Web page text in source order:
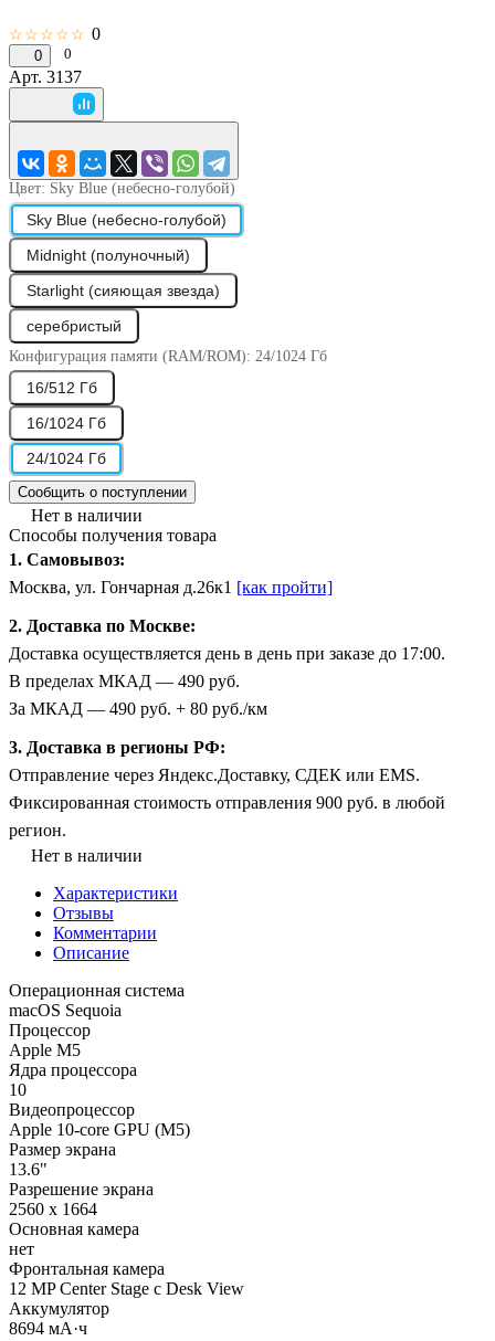
☆☆☆☆☆ 0
0 0
Арт. 3137
Цвет: Sky Blue (небесно-голубой)
Sky Blue (небесно-голубой)
Midnight (полуночный)
Starlight (сияющая звезда)
серебристый
Конфигурация памяти (RAM/ROM): 24/1024 Гб
16/512 Гб
16/1024 Гб
24/1024 Гб
Сообщить о поступлении
Нет в наличии
Способы получения товара
1. Самовывоз:
Москва, ул. Гончарная д.26к1 [как пройти]
2. Доставка по Москве:
Доставка осуществляется день в день при заказе до 17:00.
В пределах МКАД — 490 руб.
За МКАД — 490 руб. + 80 руб./км
3. Доставка в регионы РФ:
Отправление через Яндекс.Доставку, СДЕК или EMS.
Фиксированная стоимость отправления 900 руб. в любой
регион.
Нет в наличии
Характеристики
Отзывы
Комментарии
Описание
Операционная система
macOS Sequoia
Процессор
Apple M5
Ядра процессора
10
Видеопроцессор
Apple 10-core GPU (M5)
Размер экрана
13.6"
Разрешение экрана
2560 x 1664
Основная камера
нет
Фронтальная камера
12 MP Center Stage с Desk View
Аккумулятор
8694 мА·ч